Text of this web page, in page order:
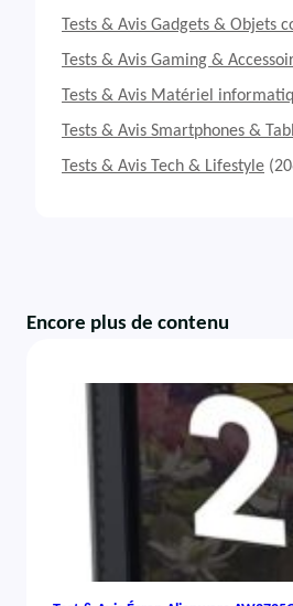
Tests & Avis Gadgets & Objets
Tests & Avis Gaming &
Tests & Avis Matériel
Tests & Avis Smartphones &
Tests & Avis Tech & Lifestyle
Encore plus de contenu